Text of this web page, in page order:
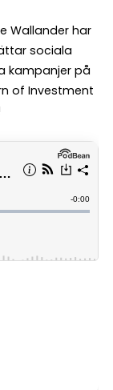
Wallander har
sociala
kampanjer på
of Investment